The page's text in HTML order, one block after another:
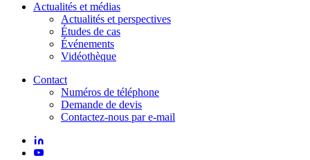
Actualités et médias
Actualités et perspectives
Études de cas
Événements
Vidéothèque
Contact
Numéros de téléphone
Demande de devis
Contactez-nous par e-mail